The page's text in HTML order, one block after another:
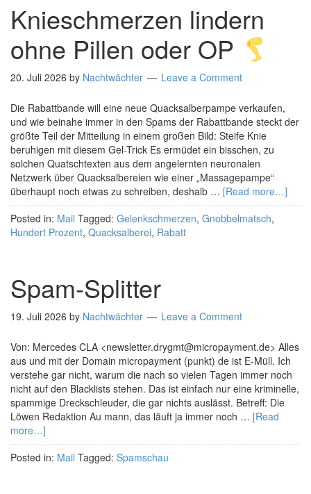
Knieschmerzen lindern
ohne Pillen oder OP
20. Juli 2026 by Nachtwächter Leave a Comment
Die Rabattbande will eine neue Quacksalberpampe verkaufen,
und wie beinahe immer in den Spams der Rabattbande steckt der
größte Teil der Mitteilung in einem großen Bild: Steife Knie
beruhigen mit diesem Gel-Trick Es ermüdet ein bisschen, zu
solchen Quatschtexten aus dem angelernten neuronalen
Netzwerk über Quacksalbereien wie einer „Massagepampe“
überhaupt noch etwas zu schreiben, deshalb … [Read more…]
Posted in: Mail Tagged: Gelenkschmerzen, Gnobbelmatsch,
Hundert Prozent, Quacksalberei, Rabatt
Spam-Splitter
19. Juli 2026 by Nachtwächter Leave a Comment
Von: Mercedes CLA <newsletter.drygmt@micropayment.de> Alles
aus und mit der Domain micropayment (punkt) de ist E-Müll. Ich
verstehe gar nicht, warum die nach so vielen Tagen immer noch
nicht auf den Blacklists stehen. Das ist einfach nur eine kriminelle,
spammige Dreckschleuder, die gar nichts auslässt. Betreff: Die
Löwen Redaktion Au mann, das läuft ja immer noch … [Read
more…]
Posted in: Mail Tagged: Spamschau